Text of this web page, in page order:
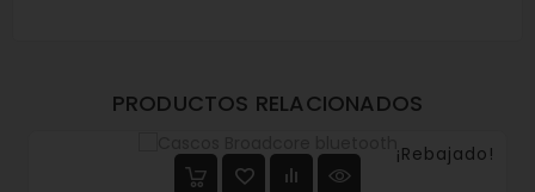
PRODUCTOS RELACIONADOS
¡Rebajado!